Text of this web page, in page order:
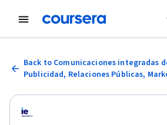
Back to Comunicaciones integradas
Publicidad, Relaciones Públicas,